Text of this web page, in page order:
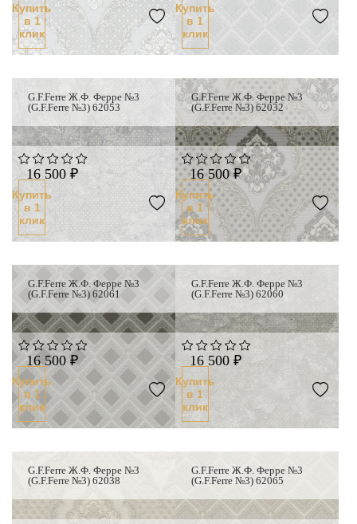
Купить
в 1
клик
Купить
в 1
клик
G.F.Ferre Ж.Ф. Ферре №3
(G.F.Ferre №3) 62053
16 500 ₽
Купить
в 1
клик
G.F.Ferre Ж.Ф. Ферре №3
(G.F.Ferre №3) 62032
16 500 ₽
Купить
в 1
клик
G.F.Ferre Ж.Ф. Ферре №3
(G.F.Ferre №3) 62061
16 500 ₽
Купить
в 1
клик
G.F.Ferre Ж.Ф. Ферре №3
(G.F.Ferre №3) 62060
16 500 ₽
Купить
в 1
клик
G.F.Ferre Ж.Ф. Ферре №3
(G.F.Ferre №3) 62038
G.F.Ferre Ж.Ф. Ферре №3
(G.F.Ferre №3) 62065